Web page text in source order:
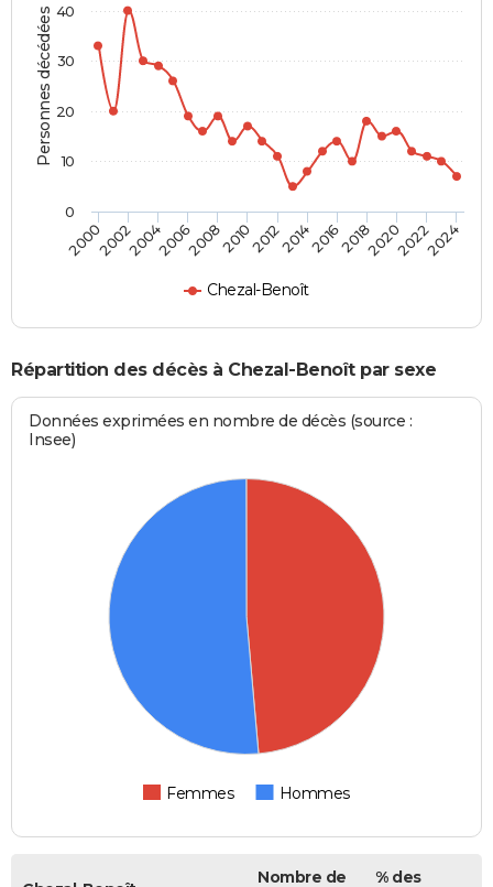
Personnes décédées
Chezal-Benoît
2000200220042006200820102012201420162018202020222024
0
10
20
30
40
Répartition des décès à Chezal-Benoît par sexe
Données exprimées en nombre de décès (source :
Insee)
Femmes Hommes
Nombre de
% des